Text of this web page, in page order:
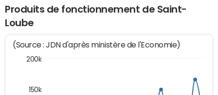
Produits de fonctionnement de Saint-
Loube
(Source : JDN d'après ministère de l'Economie)
150k
200k